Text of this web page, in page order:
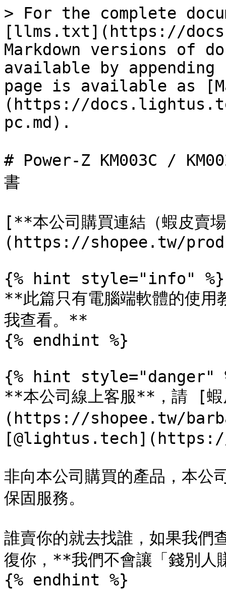
> For the complete
[llms.txt](https://
Markdown versions of
available by
page is available as
(https://
pc.md).
# Power-Z KM003C /
書
[**本公司購買連結（蝦皮賣
(https://shopee.tw/
{% hint style="info" %}
**此篇只有電腦端軟體的使用
我查看。**
{% endhint %}
{% hint style="danger"
**本公司線上客服**，請 [
(https://shopee.tw/
非向本公司購買的產品，本公
保固服務。
誰賣你的就去找誰，如果我們
復你，**我們不會讓「錢別人
{% endhint %}